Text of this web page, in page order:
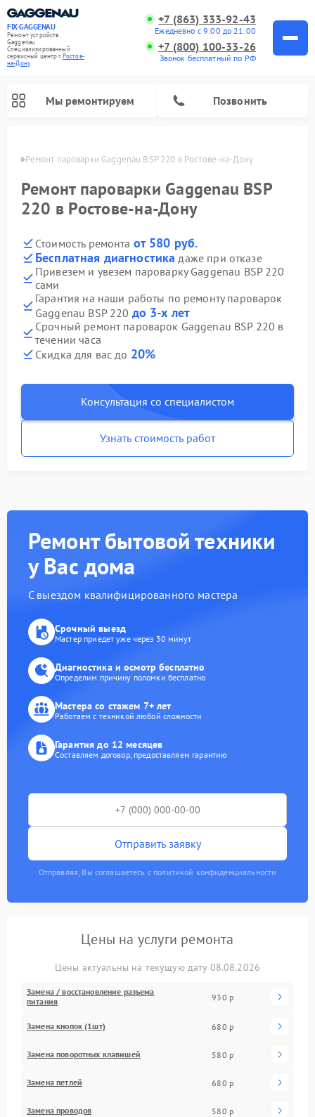
FIX-GAGGENAU
Ремонт устройств
Gaggenau
Специализированный
cервисный центр г.Ростов-
на-Дону
+7 (863) 333-92-43
Ежедневно с 9:00 до 21:00
+7 (800) 100-33-26
Звонок бесплатный по РФ
Мы ремонтируем Позвонить
Ремонт пароварки Gaggenau BSP 220 в Ростове-на-Дону
Ремонт пароварки Gaggenau BSP
220 в Ростове-на-Дону
Стоимость ремонта от 580 руб.
Бесплатная диагностика даже при отказе
Привезем и увезем пароварку Gaggenau BSP 220
сами
Гарантия на наши работы по ремонту пароварок
Gaggenau BSP 220 до 3-х лет
Срочный ремонт пароварок Gaggenau BSP 220 в
течении часа
Скидка для вас до 20%
Консультация со специалистом
Узнать стоимость работ
Ремонт бытовой техники
у Вас дома
С выездом квалифицированного мастера
Срочный выезд
Мастер приедет уже через 30 минут
Диагностика и осмотр бесплатно
Определим причину поломки бесплатно
Мастера со стажем 7+ лет
Работаем с техникой любой сложности
Гарантия до 12 месяцев
Составляем договор, предоставляем гарантию
Отправить заявку
Отправляя, Вы соглашаетесь с политикой конфиденциальности
Цены на услуги ремонта
Цены актуальны на текущую дату 08.08.2026
Замена / восстановление разъема
питания
930 р
Замена кнопок (1шт) 680 р
Замена поворотных клавишей 580 р
Замена петлей 680 р
Замена проводов 580 р